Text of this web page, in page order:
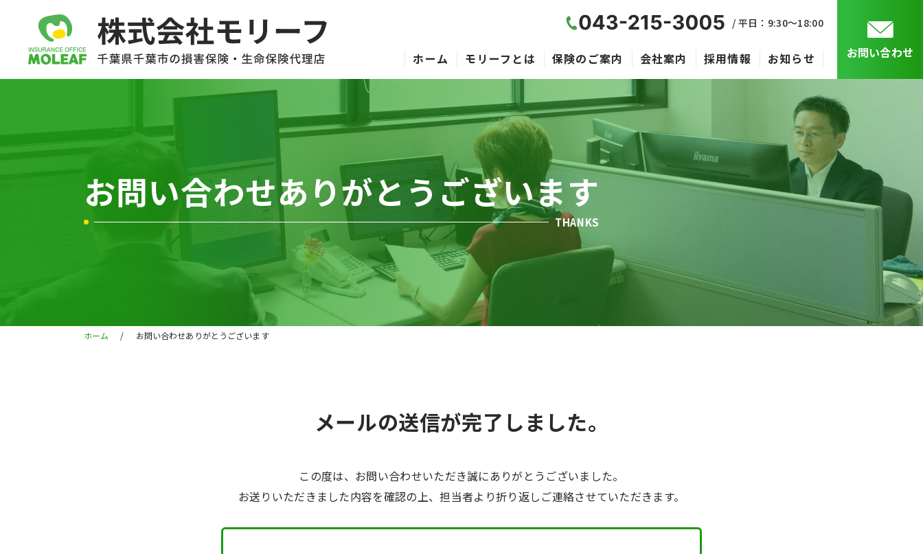
/ 平日：9:30〜18:00
ホーム モリーフとは 保険のご案内 会社案内 採用情報 お知らせ お問い合わせ
お問い合わせありがとうございます
THANKS
ホーム / お問い合わせありがとうございます
メールの送信が完了しました。
この度は、お問い合わせいただき誠にありがとうございました。
お送りいただきました内容を確認の上、担当者より折り返しご連絡させていただきます。